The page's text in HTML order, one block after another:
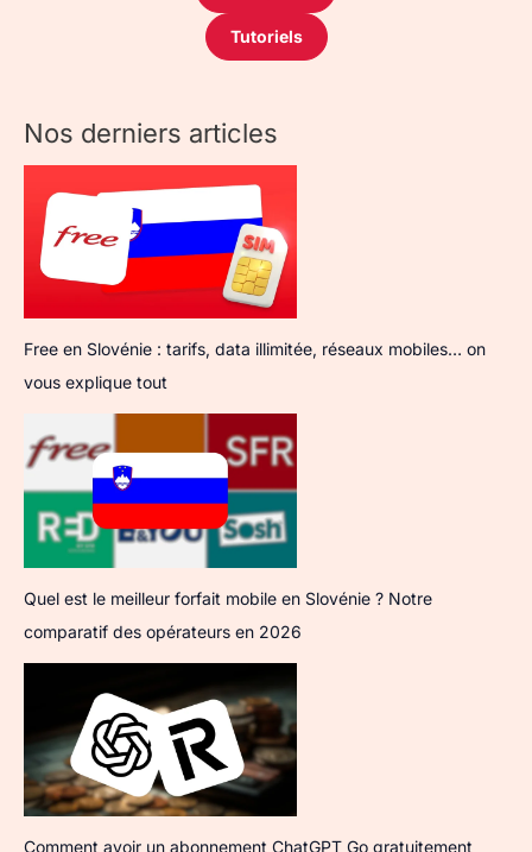
Tutoriels
Nos derniers articles
Free en Slovénie : tarifs, data illimitée, réseaux mobiles… on
vous explique tout
Quel est le meilleur forfait mobile en Slovénie ? Notre
comparatif des opérateurs en 2026
Comment avoir un abonnement ChatGPT Go gratuitement